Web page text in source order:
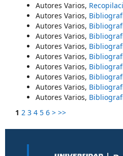
Autores Varios,
Autores Varios,
Autores Varios,
Autores Varios,
Autores Varios,
Autores Varios,
Autores Varios,
Autores Varios,
Autores Varios,
Autores Varios,
1 2 3 4 5 6 > >>